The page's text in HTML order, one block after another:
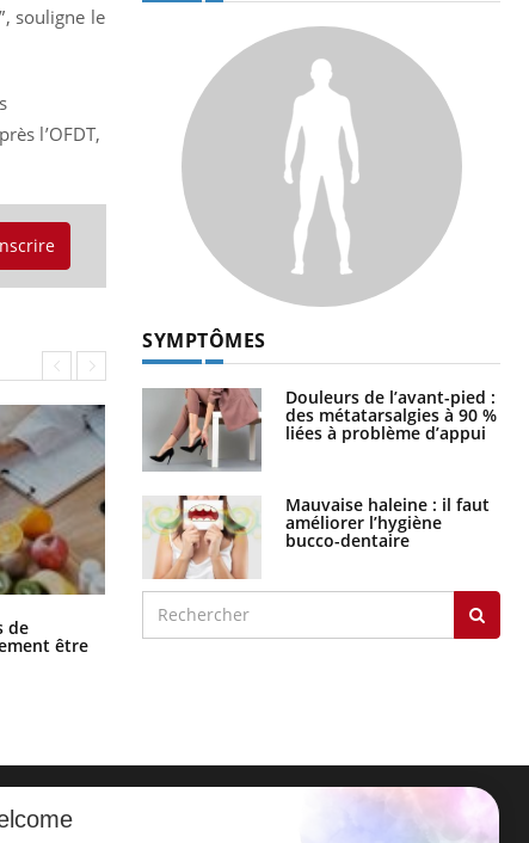
”, souligne le
l’OFDT,
de
être
Grossesse et chaleur : ce que dit la
science
SYMPTÔMES
Douleurs de l’avant-pied :
des métatarsalgies à 90 %
liées à problème d’appui
Mauvaise haleine : il faut
améliorer l’hygiène
bucco-dentaire